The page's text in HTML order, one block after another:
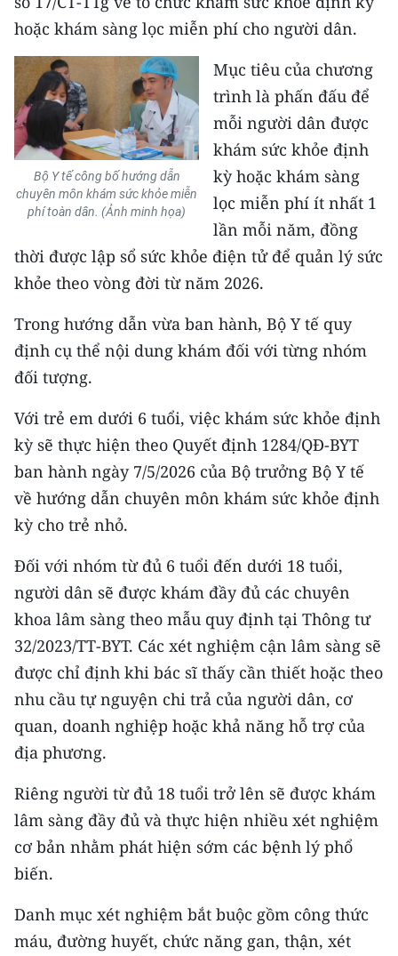
hoặc khám sàng lọc miễn phí cho người dân.
Bộ Y tế công bố hướng dẫn
chuyên môn khám sức khỏe miễn
phí toàn dân. (Ảnh minh họa)
Mục tiêu của chương
trình là phấn đấu để
mỗi người dân được
khám sức khỏe định
kỳ hoặc khám sàng
lọc miễn phí ít nhất 1
lần mỗi năm, đồng
thời được lập sổ sức khỏe điện tử để quản lý sức
khỏe theo vòng đời từ năm 2026.
Trong hướng dẫn vừa ban hành, Bộ Y tế quy
định cụ thể nội dung khám đối với từng nhóm
đối tượng.
Với trẻ em dưới 6 tuổi, việc khám sức khỏe định
kỳ sẽ thực hiện theo Quyết định 1284/QĐ-BYT
ban hành ngày 7/5/2026 của Bộ trưởng Bộ Y tế
về hướng dẫn chuyên môn khám sức khỏe định
kỳ cho trẻ nhỏ.
Đối với nhóm từ đủ 6 tuổi đến dưới 18 tuổi,
người dân sẽ được khám đầy đủ các chuyên
khoa lâm sàng theo mẫu quy định tại Thông tư
32/2023/TT-BYT. Các xét nghiệm cận lâm sàng sẽ
được chỉ định khi bác sĩ thấy cần thiết hoặc theo
nhu cầu tự nguyện chi trả của người dân, cơ
quan, doanh nghiệp hoặc khả năng hỗ trợ của
địa phương.
Riêng người từ đủ 18 tuổi trở lên sẽ được khám
lâm sàng đầy đủ và thực hiện nhiều xét nghiệm
cơ bản nhằm phát hiện sớm các bệnh lý phổ
biến.
Danh mục xét nghiệm bắt buộc gồm công thức
máu, đường huyết, chức năng gan, thận, xét